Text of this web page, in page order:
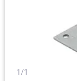
1/1